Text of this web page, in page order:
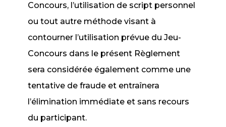
Concours, l’utilisation de script personnel
ou tout autre méthode visant à
contourner l’utilisation prévue du Jeu-
Concours dans le présent Règlement
sera considérée également comme une
tentative de fraude et entraînera
l’élimination immédiate et sans recours
du participant.